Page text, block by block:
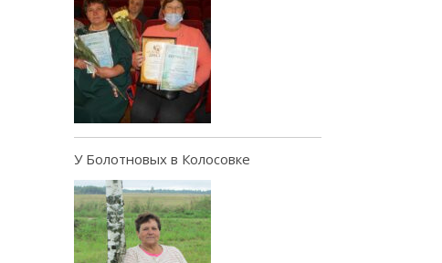
У Болотновых в Колосовке